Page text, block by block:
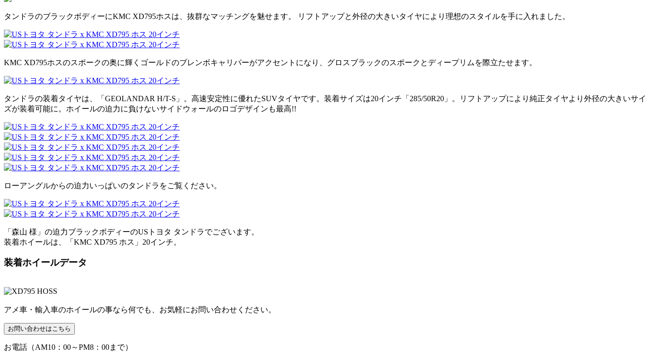
タンドラのブラックボディーにKMC XD795ホスは、抜群なマッチングを魅せます。 リフトアップと外径の大きいタイヤにより理想のスタイルを手に入れました。
KMC XD795ホスのスポークの奥に輝くゴールドのブレンボキャリパーがアクセントになり、グロスブラックのスポークとディープリムを際立たせます。
タンドラの装着タイヤは、「GEOLANDAR H/T-S」。高速安定性に優れたSUVタイヤです。装着サイズは20インチ「285/50R20」。リフトアップにより純正タイヤより外径の大きいサイ
ズが装着可能に。ホイールの迫力に負けないサイドウォールのロゴデザインも最高!!
ローアングルからの迫力いっぱいのタンドラをご覧ください。
「森山 様」の迫力ブラックボディーのUSトヨタ タンドラでございます。
装着ホイールは、「KMC XD795 ホス」20インチ。
装着ホイールデータ
アメ車・輸入車のホイールの事なら何でも、お気軽にお問い合わせください。
お電話（AM10：00～PM8：00まで）